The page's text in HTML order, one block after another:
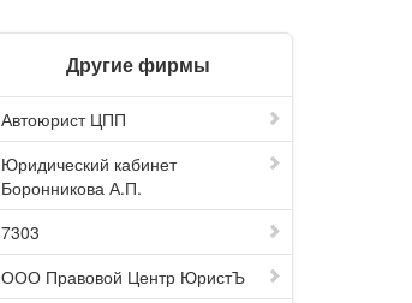
Другие фирмы
Автоюрист ЦПП
Юридический кабинет
Боронникова А.П.
7303
ООО Правовой Центр ЮристЪ